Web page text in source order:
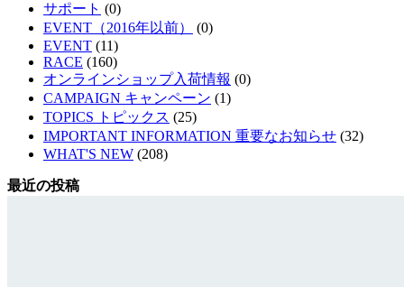
サポート (0)
EVENT（2016年以前）
(0)
EVENT (11)
RACE (160)
オンラインショップ入荷情報 (0)
CAMPAIGN キャンペーン (1)
TOPICS トピックス (25)
IMPORTANT INFORMATION 重要なお知らせ (32)
WHAT'S NEW (208)
最近の投稿